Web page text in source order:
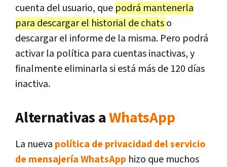
cuenta del usuario, que podrá mantenerla
para descargar el historial de chatso
descargar el informe de la misma. Pero podrá
activar la política para cuentas inactivas, y
finalmente eliminarla si está más de 120 días
inactiva.
Alternativas aWhatsApp
La nueva política de privacidad del servicio
de mensajería WhatsApp hizo que muchos